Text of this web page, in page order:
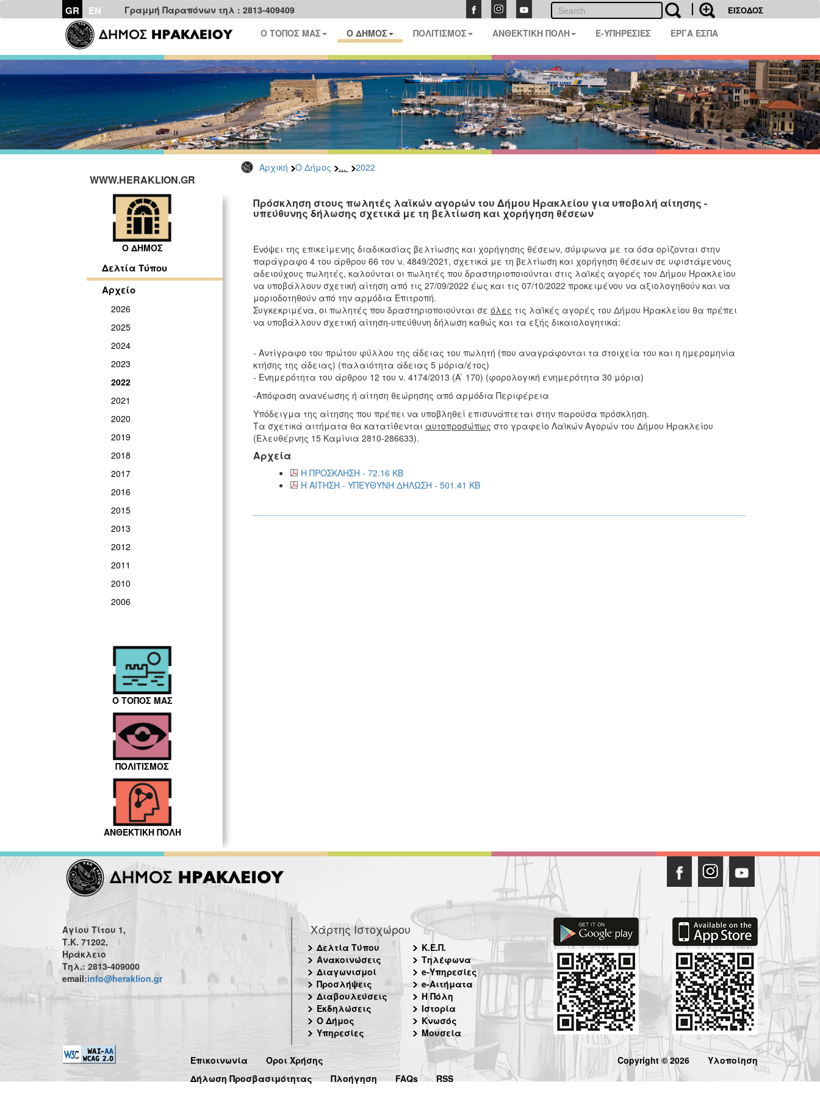
GR EN Γραμμή Παραπόνων τηλ : 2813-409409 ΕΙΣΟΔΟΣ
Ο ΤΟΠΟΣ ΜΑΣ Ο ΔΗΜΟΣ ΠΟΛΙΤΙΣΜΟΣ ΑΝΘΕΚΤΙΚΗ ΠΟΛΗ E-ΥΠΗΡΕΣΙΕΣ ΕΡΓΑ ΕΣΠΑ
Αρχική Ο Δήμος ... 2022
WWW.HERAKLION.GR
Ο ΔΗΜΟΣ
Δελτία Τύπου
Αρχείο
2026
2025
2024
2023
2022
2021
2020
2019
2018
2017
2016
2015
2013
2012
2011
2010
2006
Ο ΤΟΠΟΣ ΜΑΣ
ΠΟΛΙΤΙΣΜΟΣ
ΑΝΘΕΚΤΙΚΗ ΠΟΛΗ
Πρόσκληση στους πωλητές λαϊκών αγορών του Δήμου Ηρακλείου για υποβολή αίτησης -
υπεύθυνης δήλωσης σχετικά με τη βελτίωση και χορήγηση θέσεων
Ενόψει της επικείμενης διαδικασίας βελτίωσης και χορήγησης θέσεων, σύμφωνα με τα όσα ορίζονται στην
παράγραφο 4 του άρθρου 66 του ν. 4849/2021, σχετικά με τη βελτίωση και χορήγηση θέσεων σε υφιστάμενους
αδειούχους πωλητές, καλούνται οι πωλητές που δραστηριοποιούνται στις λαϊκές αγορές του Δήμου Ηρακλείου
να υποβάλλουν σχετική αίτηση από τις 27/09/2022 έως και τις 07/10/2022 προκειμένου να αξιολογηθούν και να
μοριοδοτηθούν από την αρμόδια Επιτροπή.
Συγκεκριμένα, οι πωλητές που δραστηριοποιούνται σε όλες τις λαϊκές αγορές του Δήμου Ηρακλείου θα πρέπει
να υποβάλλουν σχετική αίτηση-υπεύθυνη δήλωση καθώς και τα εξής δικαιολογητικά:
- Αντίγραφο του πρώτου φύλλου της άδειας του πωλητή (που αναγράφονται τα στοιχεία του και η ημερομηνία
κτήσης της άδειας) (παλαιότητα άδειας 5 μόρια/έτος)
- Ενημερότητα του άρθρου 12 του ν. 4174/2013 (Α ́ 170) (φορολογική ενημερότητα 30 μόρια)
-Απόφαση ανανέωσης ή αίτηση θεώρησης από αρμόδια Περιφέρεια
Υπόδειγμα της αίτησης που πρέπει να υποβληθεί επισυνάπτεται στην παρούσα πρόσκληση.
Τα σχετικά αιτήματα θα κατατίθενται αυτοπροσώπως στο γραφείο Λαϊκών Αγορών του Δήμου Ηρακλείου
(Ελευθέρνης 15 Καμίνια 2810-286633).
Αρχεία
Η ΠΡΟΣΚΛΗΣΗ - 72.16 KB
Η ΑΙΤΗΣΗ - ΥΠΕΥΘΥΝΗ ΔΗΛΩΣΗ - 501.41 KB
Αγίου Τίτου 1,
Τ.Κ. 71202,
Ηράκλειο
Τηλ.: 2813-409000
email:info@heraklion.gr
Χάρτης Ιστοχώρου
Δελτία Τύπου
Ανακοινώσεις
Διαγωνισμοί
Προσλήψεις
Διαβουλεύσεις
Εκδηλώσεις
Ο Δήμος
Υπηρεσίες
Κ.Ε.Π.
Τηλέφωνα
e-Υπηρεσίες
e-Αιτήματα
Η Πόλη
Ιστορία
Κνωσός
Μουσεία
Επικοινωνία
Όροι Χρήσης
Δήλωση Προσβασιμότητας
Πλοήγηση FAQs RSS
Copyright © 2026 Υλοποίηση